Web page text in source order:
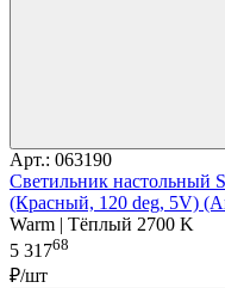
Арт.: 063190
Светильник настольный
(Красный, 120 deg, 5V)
Warm | Тёплый 2700 K
5 31768
₽/шт